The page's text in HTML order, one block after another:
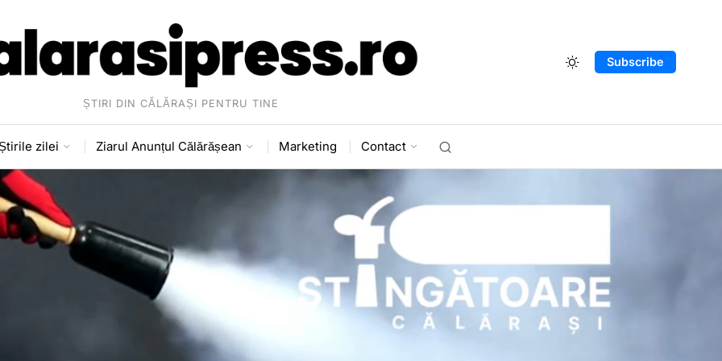
ȘTIRI DIN CĂLĂRAȘI PENTRU TINE
Subscribe
zilei Ziarul Anunțul Călărășean Marketing Contact